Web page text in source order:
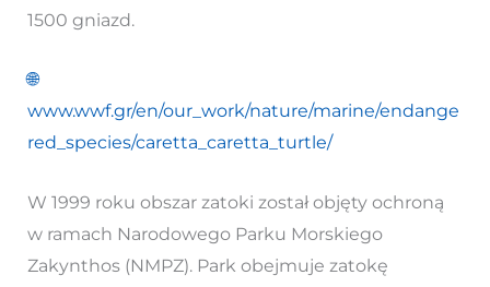
1500 gniazd.
🌐
www.wwf.gr/en/our_work/nature/marine/endange
red_species/caretta_caretta_turtle/
W 1999 roku obszar zatoki został objęty ochroną
w ramach Narodowego Parku Morskiego
Zakynthos (NMPZ). Park obejmuje zatokę